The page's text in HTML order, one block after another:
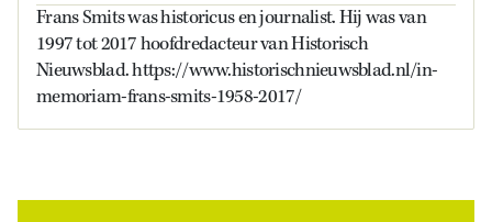
Frans Smits was historicus en journalist. Hij was van
1997 tot 2017 hoofdredacteur van Historisch
Nieuwsblad. https://www.historischnieuwsblad.nl/in-
memoriam-frans-smits-1958-2017/